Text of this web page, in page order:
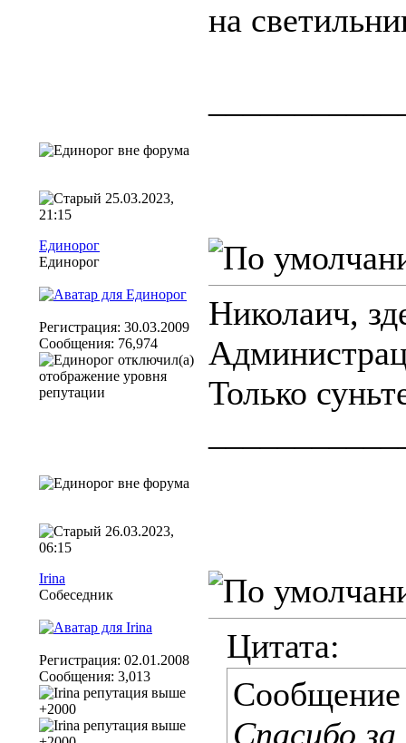
на
25.03.2023,
21:15
Единорог
Единорог
Регистрация: 30.03.2009
Сообщения: 76,974
Николаич,
Только
26.03.2023,
06:15
Irina
Собеседник
Регистрация: 02.01.2008
Сообщения: 3,013
Цитата:
Спасибо